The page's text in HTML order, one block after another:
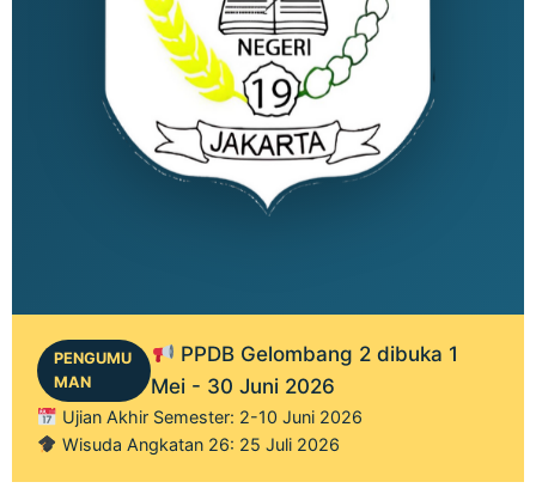
PENGUMU
MAN
PPDB Gelombang 2 dibuka 1
Mei - 30 Juni 2026
Ujian Akhir Semester: 2-10 Juni 2026
Wisuda Angkatan 26: 25 Juli 2026